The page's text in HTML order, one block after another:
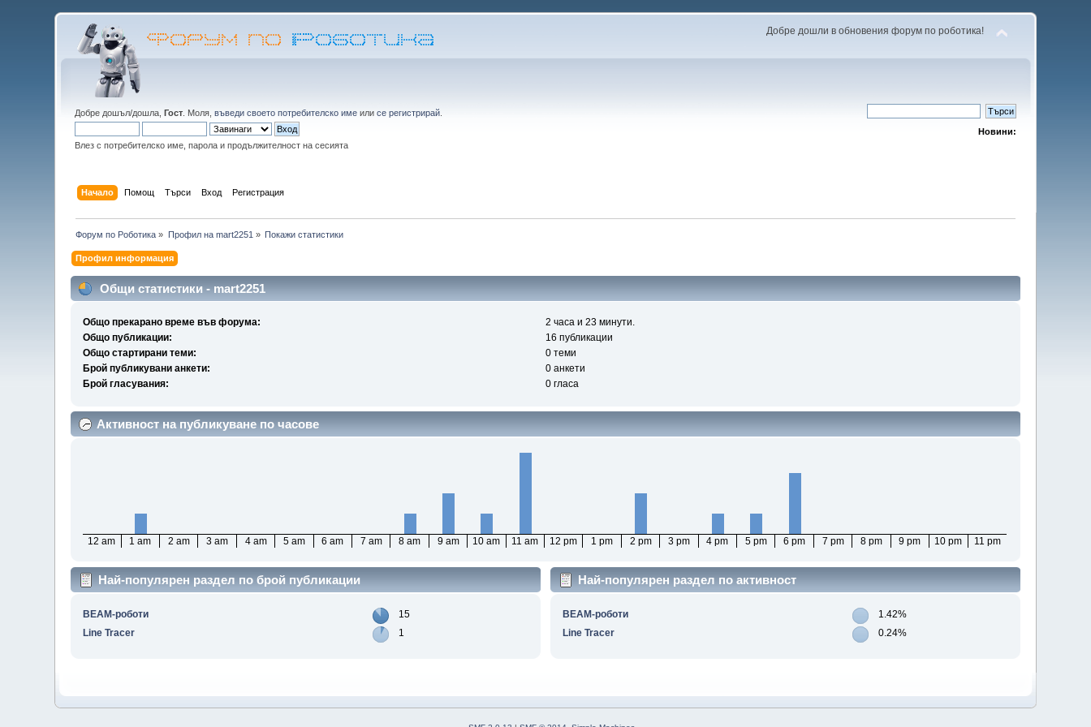
Добре дошли в обновения форум по роботика!
Добре дошъл/дошла,Гост . Моля,въведи своето потребителско име илисе регистрирай
Влез с потребителско име, парола и продължителност на сесията
Новини:
Начало Помощ Търси Вход Регистрация
Форум по Роботика » Профил на mart2251 » Покажи статистики
Профил информация
Общи статистики - mart2251
Общо прекарано време във форума:
2 часа и 23 минути.
Общо публикации:
16 публикации
Общо стартирани теми:
0 теми
Брой публикувани анкети:
0 анкети
Брой гласувания:
0 гласа
Активност на публикуване по часове
12 am 1 am 2 am 3 am 4 am 5 am 6 am 7 am 8 am 9 am 10 am 11 am 12 pm 1 pm 2 pm 3 pm 4 pm 5 pm 6 pm 7 pm 8 pm 9 pm 10 pm 11 pm
Най-популярен раздел по брой публикации
BEAM-роботи
15
Line Tracer
1
Най-популярен раздел по активност
BEAM-роботи
1.42%
Line Tracer
0.24%